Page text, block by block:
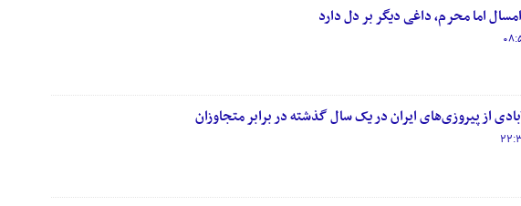
اما محرم، داغی دیگر بر دل دارد
از پیروزی‌های ایران در یک سال گذشته در برابر متجاوزان